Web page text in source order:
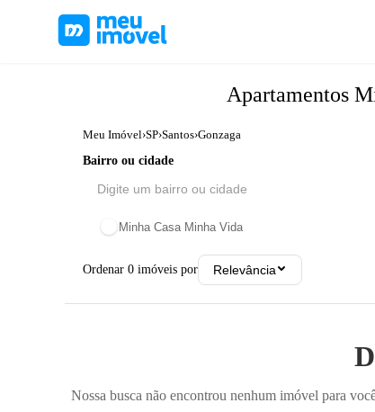
Apartamentos
Meu Imóvel›SP›Santos›Gonzaga
Bairro ou cidade
Minha Casa Minha Vida
Ordenar 0 imóveis por Relevância
Nossa busca não encontrou nenhum imóvel para